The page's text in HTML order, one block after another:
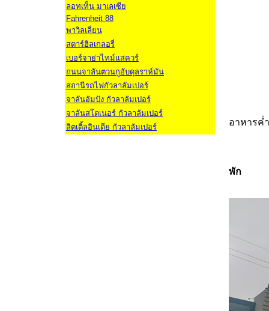
ลอทเท็น มาเลเซีย
Fahrenheit 88
พาวิลเลี่ยน
สตาร์ฮิลเกลอรี่
เบอร์จาย่าไทม์แสควร์
ถนนจาลันตวนกูอับดุลราห์มัน
สถานีรถไฟกัวลาลัมเปอร์
จาลันอัมปัง กัวลาลัมเปอร์
จาลันสโตเนอร์ กัวลาลัมเปอร์
ลิตเติ้ลอินเดีย กัวลาลัมเปอร์
อาหารค่ำ
พัก